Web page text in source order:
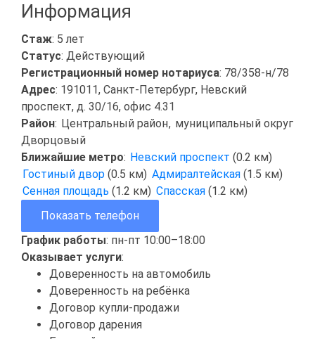
Информация
Стаж: 5 лет
Статус: Действующий
Регистрационный номер нотариуса: 78/358-н/78
Адрес: 191011, Санкт-Петербург, Невский
проспект, д. 30/16, офис 4.31
Район: Центральный район, муниципальный округ
Дворцовый
Ближайшие метро: Невский проспект (0.2 км)
Гостиный двор (0.5 км) Адмиралтейская (1.5 км)
Сенная площадь (1.2 км) Спасская (1.2 км)
Показать телефон
График работы: пн-пт 10:00–18:00
Оказывает услуги:
Доверенность на автомобиль
Доверенность на ребёнка
Договор купли-продажи
Договор дарения